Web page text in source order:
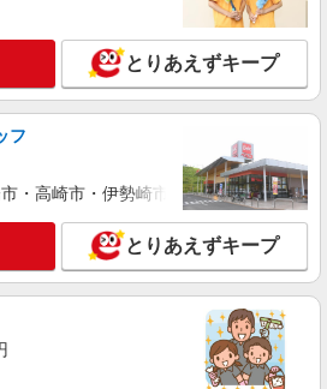
詳細を見る
年齢不問◎未経験から安定した業界へ
1350円〜2062円 ＜日払い有/週払い有/交
詳細を見る
とりあえずキープ
フ
・高崎市・伊勢崎市・太田市・館林市
とりあえずキープ